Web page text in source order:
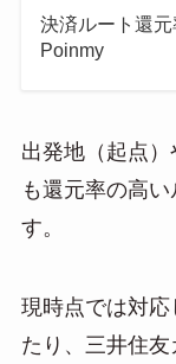
決済ルート還
Poinmy
出発地（起点
も還元率の高
す。
現時点では対
たり、三井住